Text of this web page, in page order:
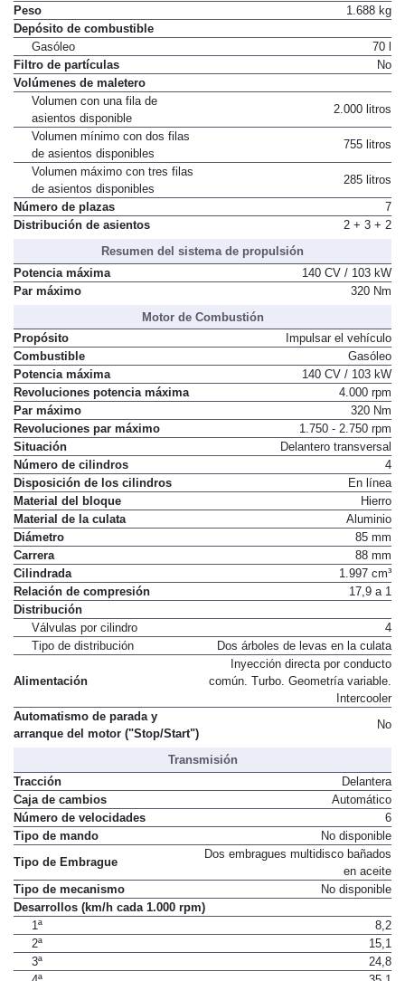
Peso
1.688 kg
Depósito de combustible
Gasóleo
70 l
Filtro de partículas
No
Volúmenes de maletero
Volumen con una fila de
asientos disponible
2.000 litros
Volumen mínimo con dos filas
de asientos disponibles
755 litros
Volumen máximo con tres filas
de asientos disponibles
285 litros
Número de plazas
7
Distribución de asientos
2 + 3 + 2
Resumen del sistema de propulsión
Potencia máxima
140 CV / 103 kW
Par máximo
320 Nm
Motor de Combustión
Propósito
Impulsar el vehículo
Combustible
Gasóleo
Potencia máxima
140 CV / 103 kW
Revoluciones potencia máxima
4.000 rpm
Par máximo
320 Nm
Revoluciones par máximo
1.750 - 2.750 rpm
Situación
Delantero transversal
Número de cilindros
4
Disposición de los cilindros
En línea
Material del bloque
Hierro
Material de la culata
Aluminio
Diámetro
85 mm
Carrera
88 mm
Cilindrada
1.997 cm³
Relación de compresión
17,9 a 1
Distribución
Válvulas por cilindro
4
Tipo de distribución
Dos árboles de levas en la culata
Alimentación
Inyección directa por conducto
común. Turbo. Geometría variable.
Intercooler
Automatismo de parada y
arranque del motor ("Stop/Start")
No
Transmisión
Tracción
Delantera
Caja de cambios
Automático
Número de velocidades
6
Tipo de mando
No disponible
Tipo de Embrague
Dos embragues multidisco bañados
en aceite
Tipo de mecanismo
No disponible
Desarrollos (km/h cada 1.000 rpm)
1ª
8,2
2ª
15,1
3ª
24,8